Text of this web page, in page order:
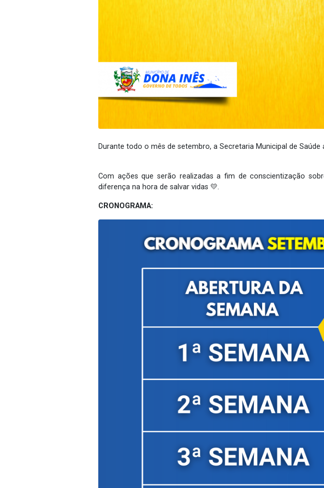
Durante todo o mês de setembro, a Secretaria Municipal de
Com ações que serão realizadas a fim de conscientização
diferença na hora de salvar vidas 💛.
CRONOGRAMA: